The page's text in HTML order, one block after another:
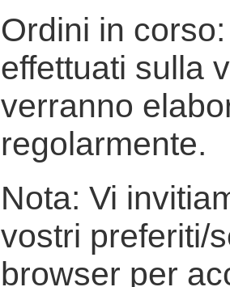
Ordini in
effettuati sulla
verranno
regolarmente.
Nota: Vi
vostri preferiti/
browser per